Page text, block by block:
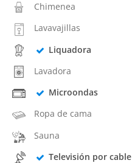
Chimenea
Lavavajillas
Liquadora
Lavadora
Microondas
Ropa de cama
Sauna
Televisión por cable